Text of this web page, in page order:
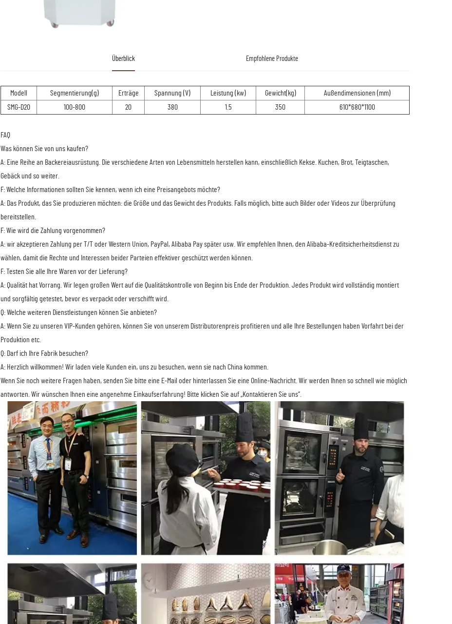
Überblick Empfohlene Produkte
Modell Segmentierung(g) Erträge Spannung (V) Leistung (kw) Gewicht(kg)
Außendimensionen (mm)
SMG-D20
100-800 20 380 1.5 350 610*680*1100
FAQ
Was können Sie von uns kaufen?
A: Eine Reihe an Backereiausrüstung. Die verschiedene Arten von Lebensmitteln herstellen kann, einschließlich Kekse. Kuchen, Brot, Teigtaschen,
Gebäck und so weiter.
F: Welche Informationen sollten Sie kennen, wenn ich eine Preisangebots möchte?
A: Das Produkt, das Sie produzieren möchten: die Größe und das Gewicht des Produkts. Falls möglich, bitte auch Bilder oder Videos zur Überprüfung
bereitstellen.
F: Wie wird die Zahlung vorgenommen?
A: wir akzeptieren Zahlung per T/T oder Western Union, PayPal, Alibaba Pay später usw. Wir empfehlen Ihnen, den Alibaba-Kreditsicherheitsdienst zu
wählen, damit die Rechte und Interessen beider Parteien effektiver geschützt werden können.
F: Testen Sie alle Ihre Waren vor der Lieferung?
A: Qualität hat Vorrang. Wir legen großen Wert auf die Qualitätskontrolle von Beginn bis Ende der Produktion. Jedes Produkt wird vollständig montiert
und sorgfältig getestet, bevor es verpackt oder verschifft wird.
Q: Welche weiteren Dienstleistungen können Sie anbieten?
A: Wenn Sie zu unseren VIP-Kunden gehören, können Sie von unserem Distributorenpreis profitieren und alle Ihre Bestellungen haben Vorfahrt bei der
Produktion etc.
Q: Darf ich Ihre Fabrik besuchen?
A: Herzlich willkommen! Wir laden viele Kunden ein, uns zu besuchen, wenn sie nach China kommen.
Wenn Sie noch weitere Fragen haben, senden Sie bitte eine E-Mail oder hinterlassen Sie eine Online-Nachricht. Wir werden Ihnen so schnell wie möglich
antworten. Wir wünschen Ihnen eine angenehme Einkaufserfahrung! Bitte klicken Sie auf „Kontaktieren Sie uns“.